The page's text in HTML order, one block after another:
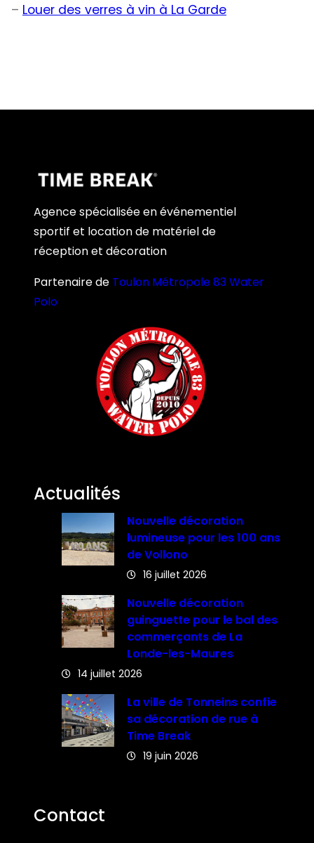
– Louer des verres à vin à La Garde
Agence spécialisée en événementiel
sportif et location de matériel de
réception et décoration
Partenaire de Toulon Métropole 83 Water
Polo
Actualités
Nouvelle décoration
lumineuse pour les 100 ans
de Vollono
16 juillet 2026
Nouvelle décoration
guinguette pour le bal des
commerçants de La
Londe-les-Maures
14 juillet 2026
La ville de Tonneins confie
sa décoration de rue à
Time Break
19 juin 2026
Contact